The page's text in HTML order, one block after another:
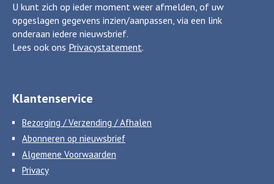
U kunt zich op ieder moment weer afmelden, of uw
opgeslagen gegevens inzien/aanpassen, via een link
onderaan iedere nieuwsbrief.
Lees ook ons Privacystatement.
Klantenservice
Bezorging / Verzending / Afhalen
Abonneren op nieuwsbrief
Algemene Voorwaarden
Privacy